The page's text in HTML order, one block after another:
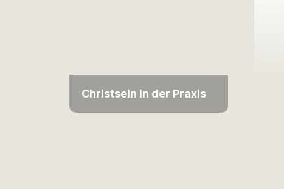
Christsein in der Praxis